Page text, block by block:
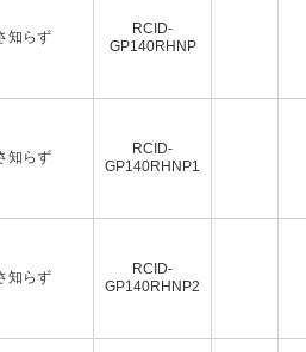
知らず
RCID-
GP140RHNP
知らず
RCID-
GP140RHNP1
知らず
RCID-
GP140RHNP2